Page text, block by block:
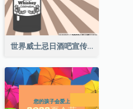
世界威士忌日酒吧宣传传单